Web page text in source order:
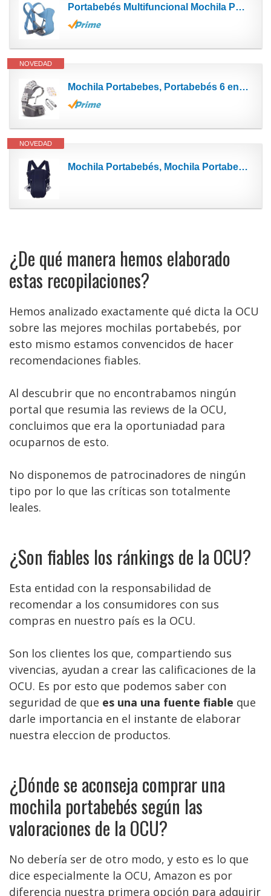
Portabebés Multifuncional Mochila Porta Bebé Mochila Mochila Portabebe Ergonómico Recien Recien...
NOVEDAD
Mochila Portabebes, Portabebés 6 en 1 con Asiento de Cadera, Mochila Bebe Portabebes de Algodón...
NOVEDAD
Mochila Portabebés, Mochila Portabebés, Mochila Transpirable Delantera Y Trasera, Asiento...
¿De qué manera hemos elaborado
estas recopilaciones?
Hemos analizado exactamente qué dicta la OCU
sobre las mejores mochilas portabebés, por
esto mismo estamos convencidos de hacer
recomendaciones fiables.
Al descubrir que no encontrabamos ningún
portal que resumia las reviews de la OCU,
concluimos que era la oportuniadad para
ocuparnos de esto.
No disponemos de patrocinadores de ningún
tipo por lo que las críticas son totalmente
leales.
¿Son fiables los ránkings de la OCU?
Esta entidad con la responsabilidad de
recomendar a los consumidores con sus
compras en nuestro país es la OCU.
Son los clientes los que, compartiendo sus
vivencias, ayudan a crear las calificaciones de la
OCU. Es por esto que podemos saber con
seguridad de que es una una fuente fiable que
darle importancia en el instante de elaborar
nuestra eleccion de productos.
¿Dónde se aconseja comprar una
mochila portabebés según las
valoraciones de la OCU?
No debería ser de otro modo, y esto es lo que
dice especialmente la OCU, Amazon es por
diferencia nuestra primera opción para adquirir